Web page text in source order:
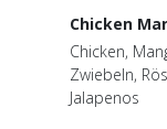
Chicken
Chicken,
Zwiebeln,
Jalapenos